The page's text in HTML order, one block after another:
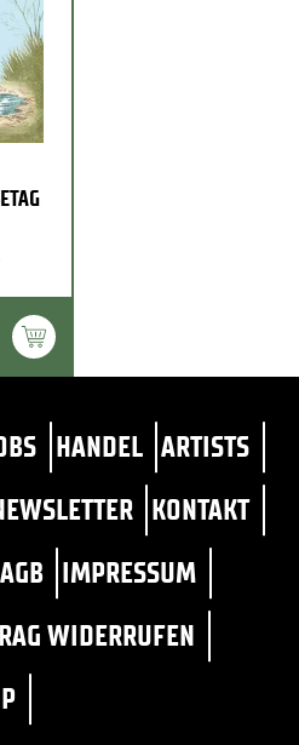
HANDEL ARTISTS
KONTAKT
AGB IMPRESSUM
WIDERRUFEN